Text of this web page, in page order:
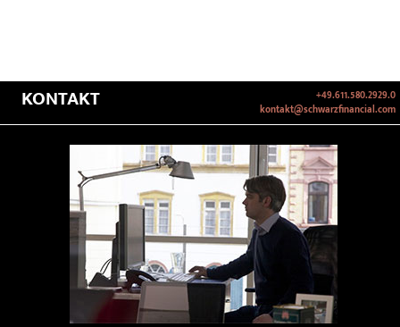
KONTAKT
+49.611.580.2929.0
kontakt@schwarzfinancial.com